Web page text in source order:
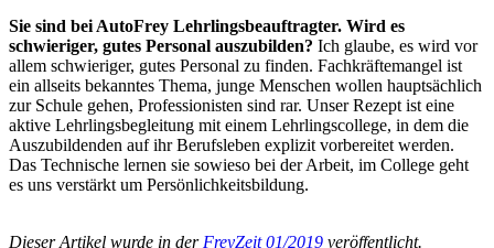
Sie sind bei AutoFrey Lehrlingsbeauftragter. Wird es
schwieriger, gutes Personal auszubilden? Ich glaube, es wird vor
allem schwieriger, gutes Personal zu finden. Fachkräftemangel ist
ein allseits bekanntes Thema, junge Menschen wollen hauptsächlich
zur Schule gehen, Professionisten sind rar. Unser Rezept ist eine
aktive Lehrlingsbegleitung mit einem Lehrlingscollege, in dem die
Auszubildenden auf ihr Berufsleben explizit vorbereitet werden.
Das Technische lernen sie sowieso bei der Arbeit, im College geht
es uns verstärkt um Persönlichkeitsbildung.
Dieser Artikel wurde in der FreyZeit 01/2019 veröffentlicht.